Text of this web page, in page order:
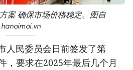
案 确保市场价格稳定。图自
hanoimoi.vn
民委员会日前签发了第
，要求在2025年最后几个月